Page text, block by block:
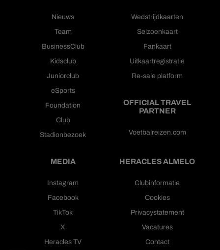
Nieuws
Team
BusinessClub
Kidsclub
Juniorclub
eSports
Foundation
Club
Stadionbezoek
Wedstrijdkaarten
Seizoenkaart
Fankaart
Uitkaartregistratie
Re-sale platform
OFFICIAL TRAVEL
PARTNER
Voetbalreizen.com
MEDIA
Instagram
Facebook
TikTok
X
Heracles TV
HERACLES ALMELO
Clubinformatie
Cookies
Privacystatement
Vacatures
Contact